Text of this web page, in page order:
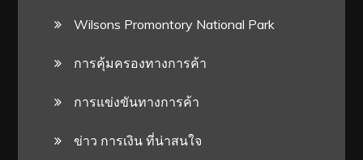
Wilsons Promontory National Park
การคุ้มครองทางการค้า
การแข่งขันทางการค้า
ข่าว การเงิน ที่น่าสนใจ